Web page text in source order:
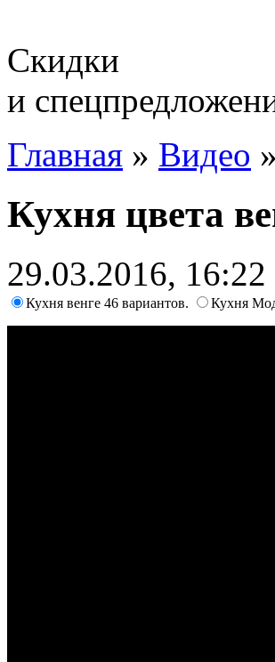
Скидки
и
Главная » Видео »
Кухня цвета
29.03.2016, 16:22
Кухня венге 46 вариантов. Кухня